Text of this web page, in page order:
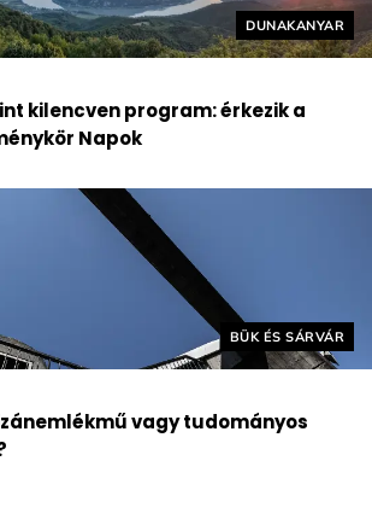
Helyszín
DUNAKANYAR
kilencven program: érkezik a
Napok
Helyszín címkék:
BÜK ÉS SÁRVÁR
vagy tudományos